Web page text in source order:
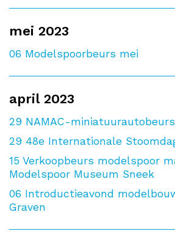
mei 2023
06 Modelspoorbeurs mei
april 2023
29 NAMAC-
29 48e Internationale
15 Verkoopbeurs modelspoor
Modelspoor Museum Sneek
06 Introductieavond
Graven